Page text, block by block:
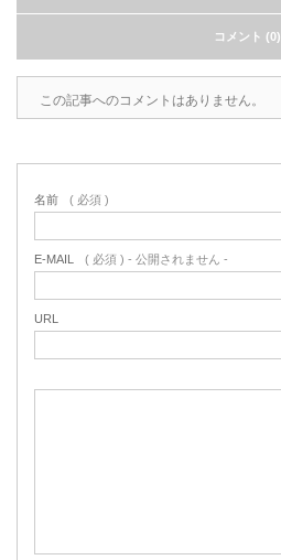
コメント (0)
この記事へのコメントはありません。
名前 ( 必須 )
E-MAIL ( 必須 ) - 公開されません -
URL